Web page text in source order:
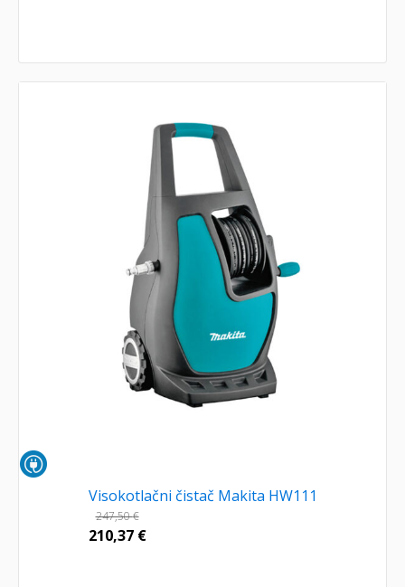
Visokotlačni čistač Makita HW111
247,50€
210,37 €